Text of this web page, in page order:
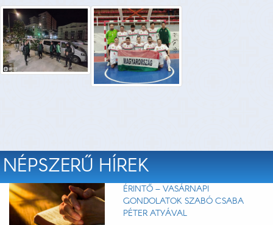
NÉPSZERŰ HÍREK
ÉRINTŐ – VASÁRNAPI
GONDOLATOK SZABÓ CSABA
PÉTER ATYÁVAL